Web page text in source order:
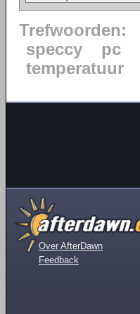
Trefwoorden:
speccy
pc
temperatuur
Over AfterDawn
Feedback